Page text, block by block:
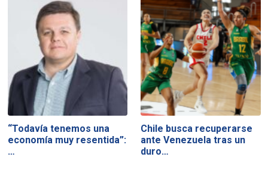
“Todavía tenemos una
economía muy resentida”:
…
Chile busca recuperarse
ante Venezuela tras un
duro…